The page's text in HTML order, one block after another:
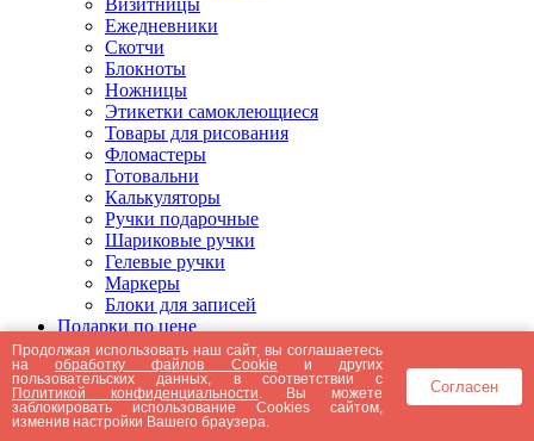
Визитницы
Ежедневники
Скотчи
Блокноты
Ножницы
Этикетки самоклеющиеся
Товары для рисования
Фломастеры
Готовальни
Калькуляторы
Ручки подарочные
Шариковые ручки
Гелевые ручки
Маркеры
Блоки для записей
Подарки по цене
Подарки от 5000 рублей
Подарки до 5000 рублей
Подарки до 3000 рублей
Подарки до 2000 рублей
Подарки до 1000 рублей
Продолжая использовать наш сайт, вы соглашаетесь
наобработку файлов Cookie и других
пользовательских данных, в соответствии с
Политикой конфиденциальности . Вы можете
заблокировать использование Cookies сайтом,
изменив настройки Вашего браузера.
Согласен